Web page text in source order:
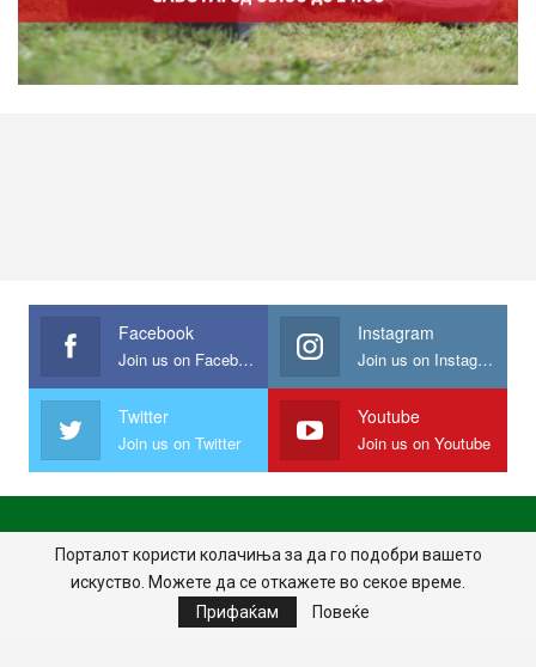
Facebook
Join us on Facebook
Instagram
Join us on Instagram
Twitter
Join us on Twitter
Youtube
Join us on Youtube
ПОЧЕТНА ПОЛИТИКА НА ПРИВАТНОСТ
ИМПРЕСУМ
ПРАВИЛА НА КОРИСТЕЊЕ
Порталот користи колачиња за да го подобри вашето
искуство. Можете да се откажете во секое време.
Прифаќам
Повеќе